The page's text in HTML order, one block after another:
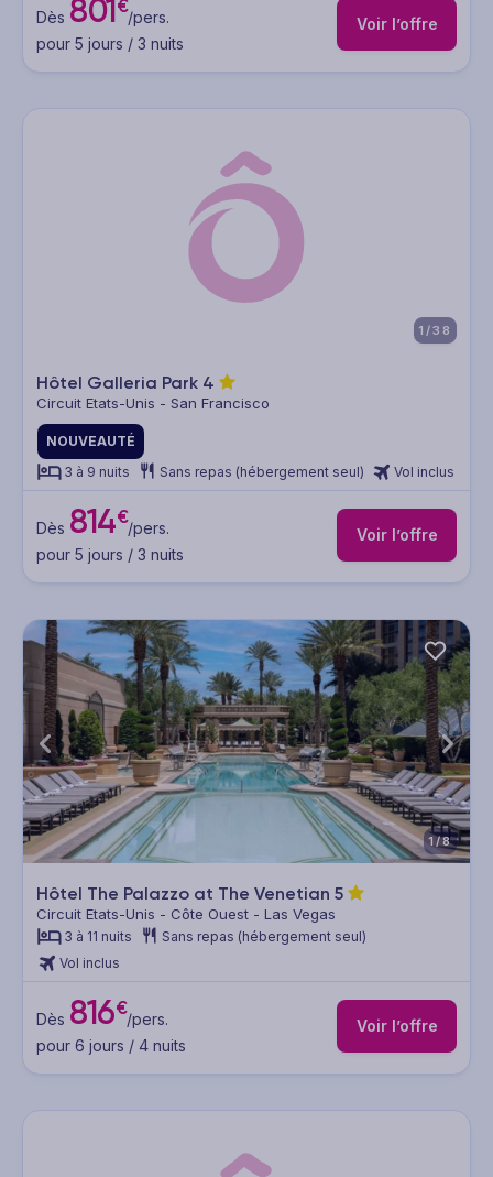
Dès 801 €/pers.
pour 5 jours / 3 nuits
Voir l’offre
1/38
Hôtel Galleria Park 4
Circuit Etats-Unis - San Francisco
NOUVEAUTÉ
3 à 9 nuits
Sans repas (hébergement seul) Vol inclus
Dès 814€/pers.
pour 5 jours / 3 nuits
Voir l’offre
1/8
Hôtel The Palazzo at The Venetian 5
Circuit Etats-Unis - Côte Ouest - Las Vegas
3 à 11 nuits
Sans repas (hébergement seul)
Vol inclus
Dès 816€/pers.
pour 6 jours / 4 nuits
Voir l’offre